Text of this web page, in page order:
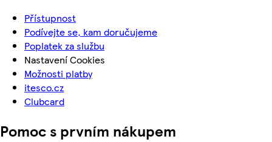
Přístupnost
Podívejte se, kam doručujeme
Poplatek za službu
Nastavení Cookies
Možnosti platby
itesco.cz
Clubcard
Pomoc s prvním nákupem